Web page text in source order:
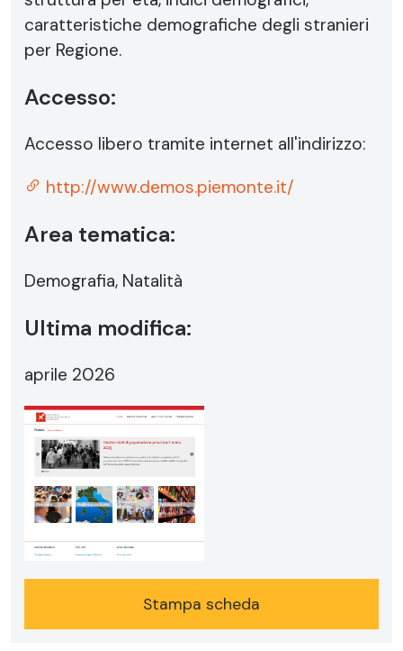
caratteristiche demografiche degli stranieri
per Regione.
Accesso:
Accesso libero tramite internet all'indirizzo:
http://www.demos.piemonte.it/
Area tematica:
Demografia, Natalità
Ultima modifica:
aprile 2026
Stampa scheda